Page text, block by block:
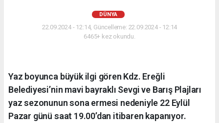
DÜNYA
22.09.2024 - 12:14, Güncelleme: 22.09.2024 - 12:14
6465+ kez okundu.
Yaz boyunca büyük ilgi gören Kdz. Ereğli
Belediyesi’nin mavi bayraklı Sevgi ve Barış Plajları
yaz sezonunun sona ermesi nedeniyle 22 Eylül
Pazar günü saat 19.00’dan itibaren kapanıyor.